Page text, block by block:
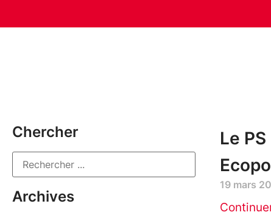
Chercher
Archives
Le
19 mars